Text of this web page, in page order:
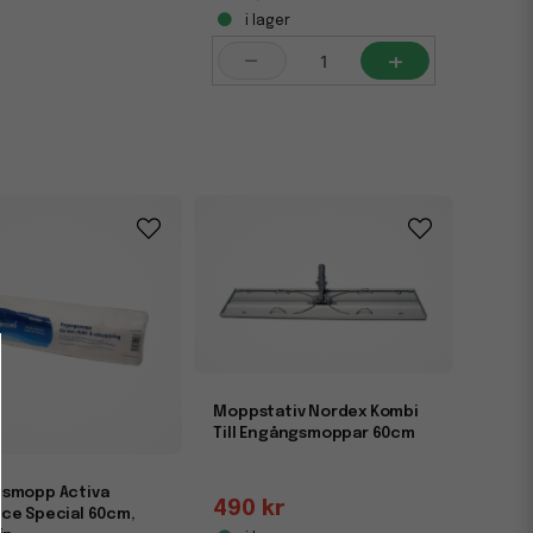
i lager
- +
Activa
Special 60cm,
Moppstativ Nordex Kombi
Till Engångsmoppar 60cm
490 kr